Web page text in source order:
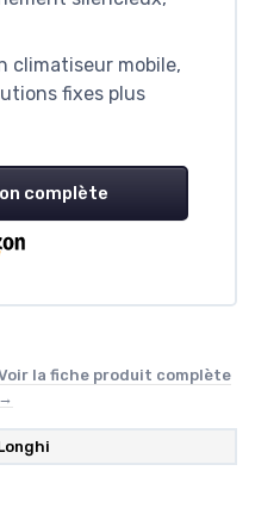
climatiseur mobile,
fixes plus
complète
la fiche produit complète
→